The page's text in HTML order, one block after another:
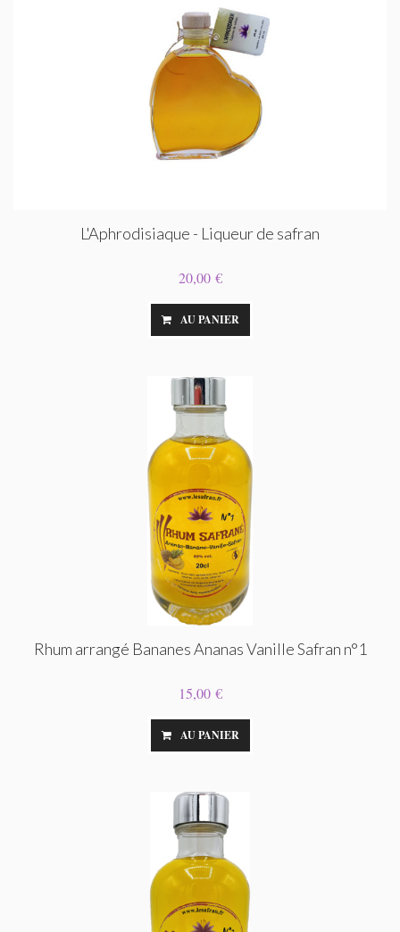
L'Aphrodisiaque - Liqueur de safran
20,00 €
AU PANIER
Rhum arrangé Bananes Ananas Vanille Safran n°1
15,00 €
AU PANIER